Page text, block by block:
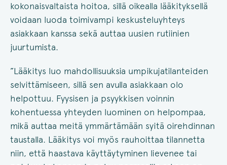
kokonaisvaltaista hoitoa, sillä oikealla lääkityksellä
voidaan luoda toimivampi keskusteluyhteys
asiakkaan kanssa sekä auttaa uusien rutiinien
juurtumista.
”Lääkitys luo mahdollisuuksia umpikujatilanteiden
selvittämiseen, sillä sen avulla asiakkaan olo
helpottuu. Fyysisen ja psyykkisen voinnin
kohentuessa yhteyden luominen on helpompaa,
mikä auttaa meitä ymmärtämään syitä oirehdinnan
taustalla. Lääkitys voi myös rauhoittaa tilannetta
niin, että haastava käyttäytyminen lievenee tai